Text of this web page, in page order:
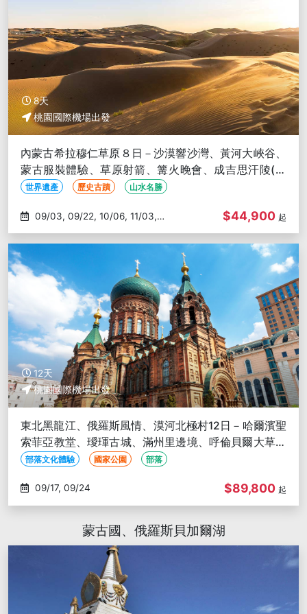
8天
桃園國際機場出發
內蒙古希拉穆仁草原８日－沙漠響沙灣、黃河大峽谷、
蒙古服裝體驗、草原射箭、篝火晚會、成吉思汗陵(文
化參訪)
世界遺產 歷史古蹟 山水名勝
11/05
$44,900 起
12天
桃園國際機場出發
東北黑龍江、俄羅斯風情、漠河北極村12日－哈爾濱聖
索菲亞教堂、璦琿古城、滿州里邊境、呼倫貝爾大草原
(文化參訪)
部落文化體驗 國家公園 部落
09/17, 09/24 $89,800 起
蒙古國、俄羅斯貝加爾湖